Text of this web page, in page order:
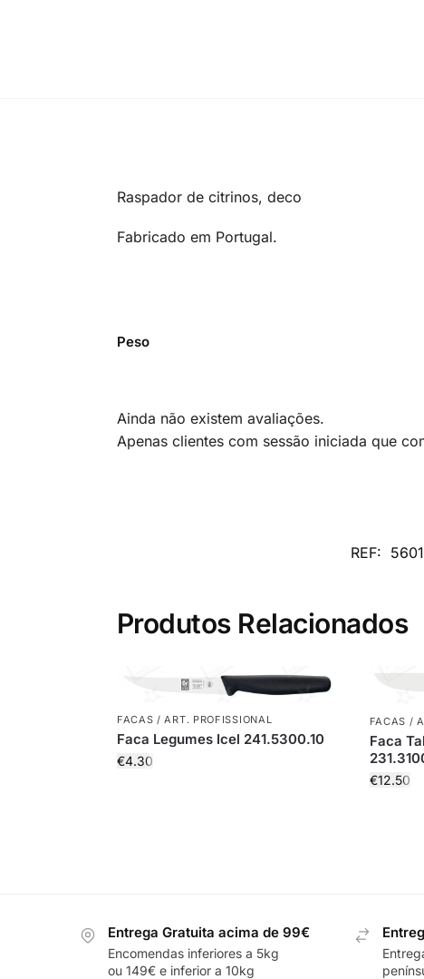
Raspador de citrinos, deco
Fabricado em Portugal.
Peso
Ainda não existem avaliações.
Apenas clientes com sessão iniciada que
REF:
Produtos Relacionados
FACAS / ART. PROFISSIONAL
Faca Legumes Icel 241.5300.10
€4.30
FACAS /
Faca
€12.50
Entrega Gratuita acima de 99€
Encomendas inferiores a 5kg
ou 149€ e inferior a 10kg